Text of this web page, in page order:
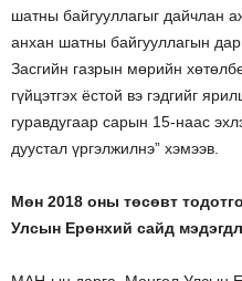
шатны байгууллагыг дайчлан
анхан шатны байгууллагын
Засгийн газрын мөрийн
гүйцэтгэх ёстой вэ гэдгийг
гуравдугаар сарын 15-наас
дуустал үргэлжилнэ” хэмээв.
Мөн 2018 оны төсөвт
Улсын Ерөнхий сайд